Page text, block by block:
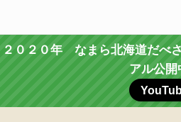
２０２０年 なまら北海道だべ
アル公開